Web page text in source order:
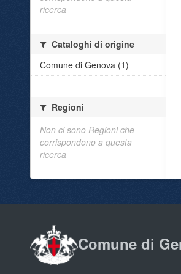
ricerca
Cataloghi di origine
Comune di Genova (1)
Regioni
Non ci sono Regioni che
corrispondono a questa
ricerca
Comune di